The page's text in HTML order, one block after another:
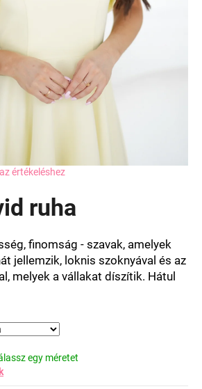
értékeléshez
ruha
finomság - szavak, amelyek
jellemzik, loknis szoknyával és az
melyek a vállakat díszítik. Hátul
egy méretet